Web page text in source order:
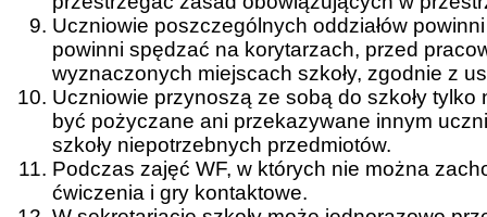
Uczniowie poszczególnych oddziałów
powinni spędzać na korytarzach, przed
wyznaczonych miejscach szkoły, zgodnie z
Uczniowie przynoszą ze sobą do szkoły tylko
być pożyczane ani przekazywane innym
szkoły niepotrzebnych przedmiotów.
Podczas zajęć WF, w których nie można
ćwiczenia i gry kontaktowe.